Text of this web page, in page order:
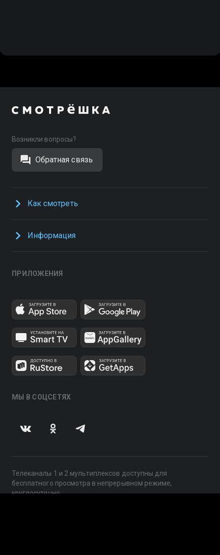
Возникли вопросы?
Обратная связь
Как смотреть
Информация
ПРИЛОЖЕНИЯ
МЫ В СОЦСЕТЯХ
Телеканалы 1 и 2 мультиплексов доступны для
бесплатного просмотра в непрерывном режиме,
круглосуточно.